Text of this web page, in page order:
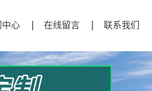
心
新闻
资讯
在线留言 联系我们